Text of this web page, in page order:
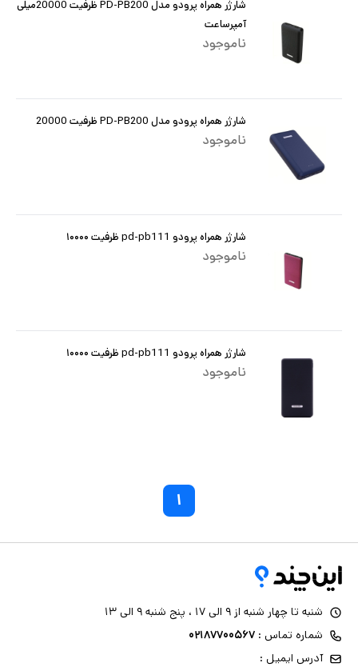
شارژر همراه پرودو مدل PD-PB200 ظرفیت 20000میلی
آمپرساعت
ناموجود
شارژر همراه پرودو مدل PD-PB200 ظرفیت 20000
ناموجود
شارژر همراه پرودو pd-pb111 ظرفیت ۱۰۰۰۰
ناموجود
شارژر همراه پرودو pd-pb111 ظرفیت ۱۰۰۰۰
ناموجود
۱
شنبه تا چهار شنبه از ۹ الی ۱۷ ، پنج شنبه ۹ الی ۱۳
شماره تماس : ۰۲۱۸۷۷۰۰۵۶۷
آدرس ایمیل :